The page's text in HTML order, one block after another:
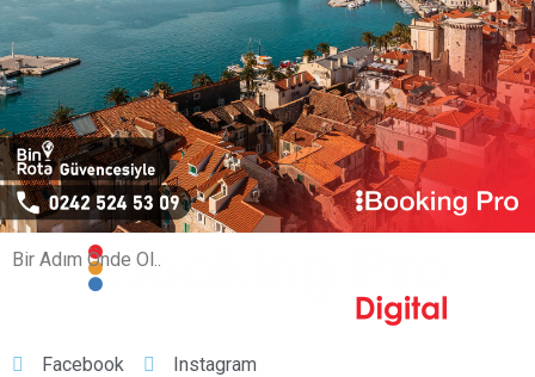
Bir Adım Önde Ol..
Facebook Instagram